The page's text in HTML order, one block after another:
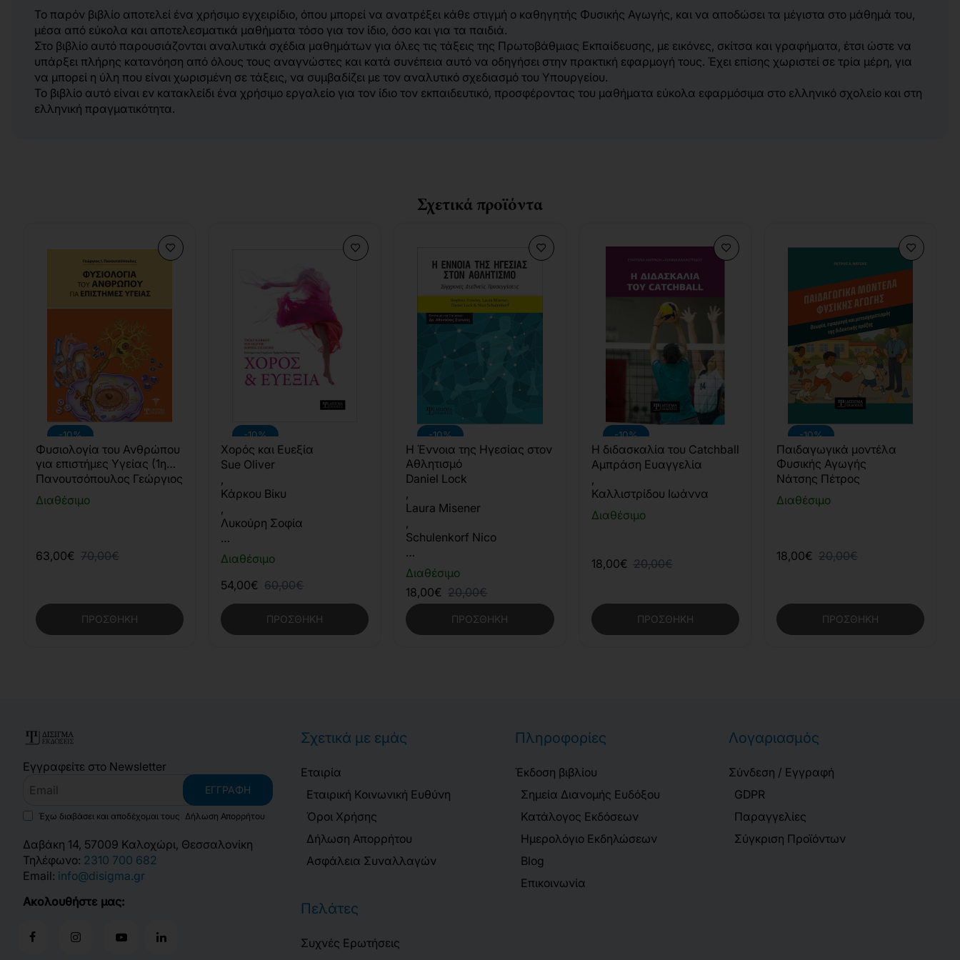
Το παρόν βιβλίο αποτελεί ένα χρήσιμο εγχειρίδιο, όπου μπορεί να ανατρέξει κάθε στιγμή ο καθηγητής Φυσικής Αγωγής, και να αποδώσει τα μέγιστα στο μάθημά του,
μέσα από εύκολα και αποτελεσματικά μαθήματα τόσο για τον ίδιο, όσο και για τα παιδιά.
Στο βιβλίο αυτό παρουσιάζονται αναλυτικά σχέδια μαθημάτων για όλες τις τάξεις της Πρωτοβάθμιας Εκπαίδευσης, με εικόνες, σκίτσα και γραφήματα, έτσι ώστε να
υπάρξει πλήρης κατανόηση από όλους τους αναγνώστες και κατά συνέπεια αυτό να οδηγήσει στην πρακτική εφαρμογή τους. Έχει επίσης χωριστεί σε τρία μέρη, για
να μπορεί η ύλη που είναι χωρισμένη σε τάξεις, να συμβαδίζει με τον αναλυτικό σχεδιασμό του Υπουργείου.
Το βιβλίο αυτό είναι εν κατακλείδι ένα χρήσιμο εργαλείο για τον ίδιο τον εκπαιδευτικό, προσφέροντας του μαθήματα εύκολα εφαρμόσιμα στο ελληνικό σχολείο και στη
ελληνική πραγματικότητα.
Σχετικά προϊόντα
-10%
Διαθέσιμο
Φυσιολογία του Ανθρώπου
για επιστήμες Υγείας (1η
Έκδοση)
Πανουτσόπουλος Γεώργιος
63,00€ 70,00€
ΠΡΟΣΘΉΚΗ
-10%
Διαθέσιμο
Χορός και Ευεξία
Sue Oliver
,
Κάρκου Βίκυ
,
Λυκούρη Σοφία
…
54,00€ 60,00€
ΠΡΟΣΘΉΚΗ
-10%
Διαθέσιμο
Η Έννοια της Ηγεσίας στον
Αθλητισμό
Daniel Lock
,
Laura Misener
,
Schulenkorf Nico
…
18,00€ 20,00€
ΠΡΟΣΘΉΚΗ
-10%
Διαθέσιμο
Η διδασκαλία του Catchball
Αμπράση Ευαγγελία
,
Καλλιστρίδου Ιωάννα
18,00€ 20,00€
ΠΡΟΣΘΉΚΗ
-10%
Διαθέσιμο
Παιδαγωγικά μοντέλα
Φυσικής Αγωγής
Νάτσης Πέτρος
18,00€ 20,00€
ΠΡΟΣΘΉΚΗ
Εγγραφείτε στο Newsletter
ΕΓΓΡΑΦΉ
Έχω διαβάσει και αποδέχομαι τους Δήλωση Απορρήτου
Δαβάκη 14, 57009 Καλοχώρι, Θεσσαλονίκη
Τηλέφωνο: 2310 700 682
Email: info@disigma.gr
Ακολουθήστε μας:
Σχετικά με εμάς
Εταιρία
Εταιρική Κοινωνική Ευθύνη
Όροι Χρήσης
Δήλωση Απορρήτου
Ασφάλεια Συναλλαγών
Πληροφορίες
Έκδοση βιβλίου
Σημεία Διανομής Ευδόξου
Κατάλογος Εκδόσεων
Ημερολόγιο Εκδηλώσεων
Blog
Επικοινωνία
Λογαριασμός
Σύνδεση / Εγγραφή
GDPR
Παραγγελίες
Σύγκριση Προϊόντων
Πελάτες
Συχνές Ερωτήσεις